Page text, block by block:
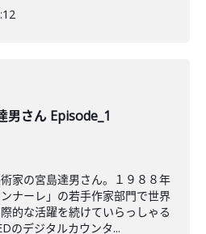
男さん Episode_1
家の宮島達男さん。１９８８年
ナーレ」の若手作家部門で世界
的な活躍を続けていらっしゃる
のデジタルカウンタ...